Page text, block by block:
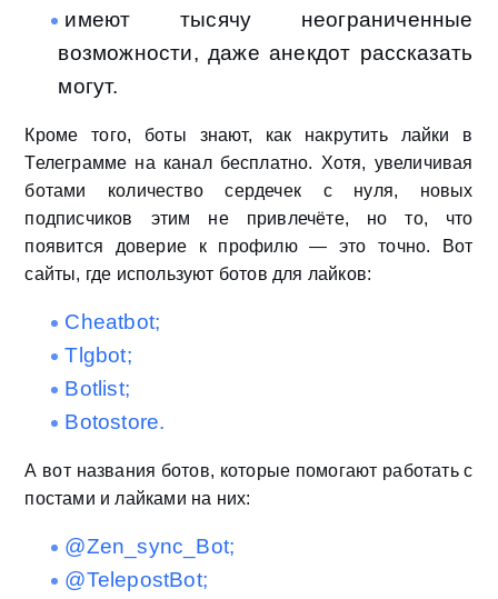
имеют тысячу неограниченные
возможности, даже анекдот рассказать
могут.
Кроме того, боты знают, как накрутить лайки в
Телеграмме на канал бесплатно. Хотя, увеличивая
ботами количество сердечек с нуля, новых
подписчиков этим не привлечёте, но то, что
появится доверие к профилю — это точно. Вот
сайты, где используют ботов для лайков:
Cheatbot;
Tlgbot;
Botlist;
Botostore.
А вот названия ботов, которые помогают работать с
постами и лайками на них:
@Zen_sync_Bot;
@TelepostBot;